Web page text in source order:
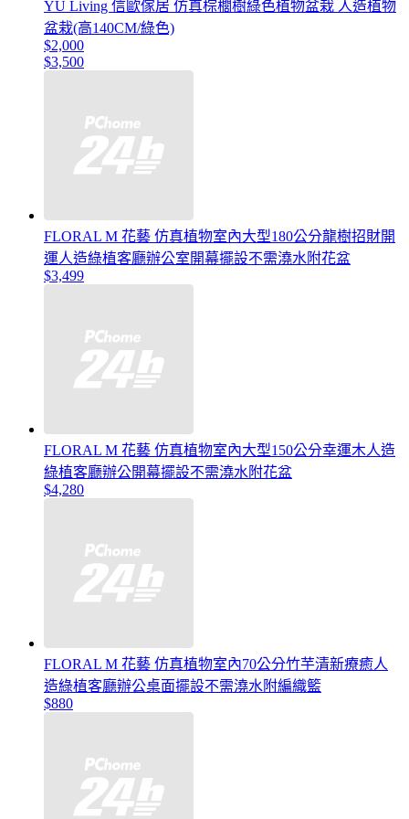
YU Living 信歐傢居 仿真棕櫚樹綠色植物盆栽 人造植物
盆栽(高140CM/綠色)
$2,000
$3,500
FLORAL M 花藝 仿真植物室內大型180公分龍樹招財開
運人造綠植客廳辦公室開幕擺設不需澆水附花盆
$3,499
FLORAL M 花藝 仿真植物室內大型150公分幸運木人造
綠植客廳辦公開幕擺設不需澆水附花盆
$4,280
FLORAL M 花藝 仿真植物室內70公分竹芋清新療癒人
造綠植客廳辦公桌面擺設不需澆水附編織籃
$880